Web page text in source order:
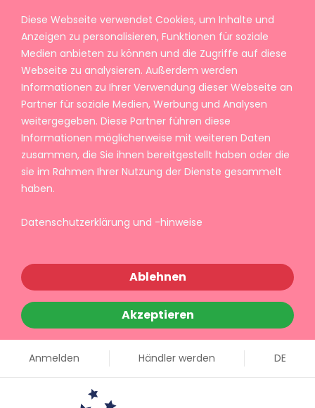
Diese Webseite verwendet Cookies, um Inhalte und
Anzeigen zu personalisieren, Funktionen für soziale
Medien anbieten zu können und die Zugriffe auf diese
Webseite zu analysieren. Außerdem werden
Informationen zu Ihrer Verwendung dieser Webseite an
Partner für soziale Medien, Werbung und Analysen
weitergegeben. Diese Partner führen diese
Informationen möglicherweise mit weiteren Daten
zusammen, die Sie ihnen bereitgestellt haben oder die
sie im Rahmen Ihrer Nutzung der Dienste gesammelt
haben.
Datenschutzerklärung und -hinweise
Ablehnen
Akzeptieren
Anmelden Händler werden DE